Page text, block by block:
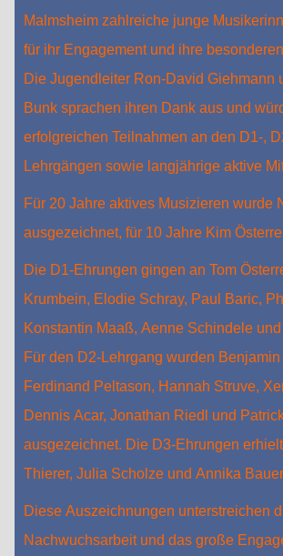
Malmsheim zahlreiche junge
für ihr Engagement und ihre
Die Jugendleiter Ron-David Giehmann
Bunk sprachen ihren Dank aus und
erfolgreichen Teilnahmen an den D1-,
Lehrgängen sowie langjährige aktive
Für 20 Jahre aktives Musizieren wurde
ausgezeichnet, für 10 Jahre Kim
Die D1-Ehrungen gingen an Tom
Krumbein, Elodie Schray, Paul Baric,
Konstantin Maaß, Aenne Schindele
Für den D2-Lehrgang wurden
Ferdinand Peltason, Hannah Struve,
Dennis Acar, Jonathan Riedl und
ausgezeichnet. Die D3-Ehrungen
Thierer, Julia Scholze und Annika
Diese Auszeichnungen unterstreichen
Nachwuchsarbeit und das große